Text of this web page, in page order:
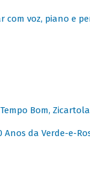
com voz, piano e
Bom,
da Verde-e-